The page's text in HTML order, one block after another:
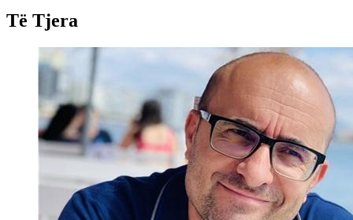
Të Tjera